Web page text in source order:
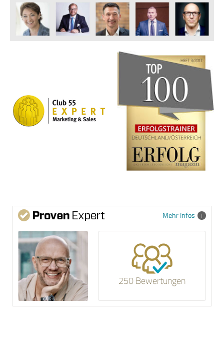
Mehr Infos
250 Bewertungen